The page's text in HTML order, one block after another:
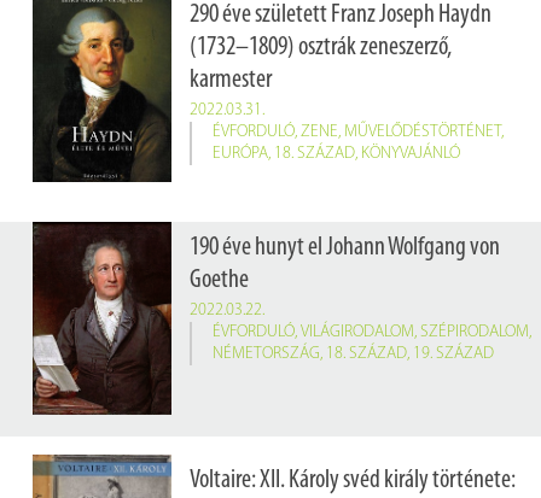
290 éve született Franz Joseph Haydn
(1732–1809) osztrák zeneszerző,
karmester
2022.03.31.
ÉVFORDULÓ, ZENE, MŰVELŐDÉSTÖRTÉNET,
EURÓPA, 18. SZÁZAD, KÖNYVAJÁNLÓ
190 éve hunyt el Johann Wolfgang von
Goethe
2022.03.22.
ÉVFORDULÓ, VILÁGIRODALOM, SZÉPIRODALOM,
NÉMETORSZÁG, 18. SZÁZAD, 19. SZÁZAD
Voltaire: XII. Károly svéd király története: